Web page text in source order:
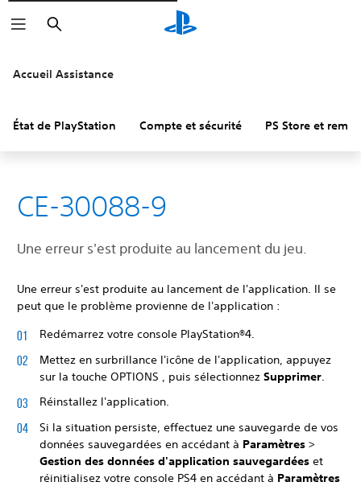
Rechercher
Accueil Assistance
État de PlayStation Compte et sécurité PS Store et
CE-30088-9
Une erreur s'est produite au lancement du jeu.
Une erreur s'est produite au lancement de l'application. Il se
peut que le problème provienne de l'application :
Redémarrez votre console PlayStation®4.
Mettez en surbrillance l'icône de l'application, appuyez
sur la touche OPTIONS , puis sélectionnez Supprimer
Réinstallez l'application.
Si la situation persiste, effectuez une sauvegarde de vos
données sauvegardées en accédant à Paramètres >
Gestion des données d'application sauvegardées et
réinitialisez votre console PS4 en accédant à Paramètres